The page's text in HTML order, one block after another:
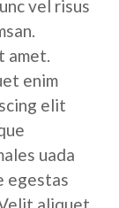
vel risus
amet.
enim
elit
uada
egestas
aliquet